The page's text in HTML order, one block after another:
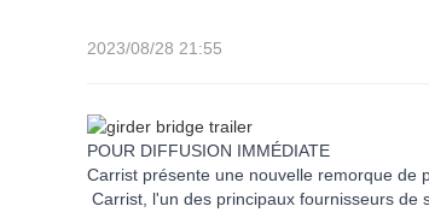
2023/08/28 21:55
POUR DIFFUSION IMMÉDIATE
Carrist présente une nouvelle remorque de
Carrist, l'un des principaux fournisseurs